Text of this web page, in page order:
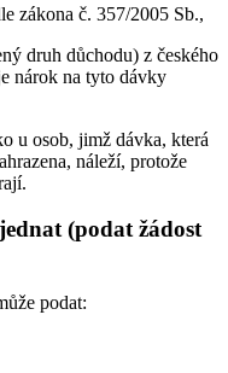
zákona č. 357/2005 Sb.,
druh důchodu) z českého
nárok na tyto dávky
u osob, jimž dávka, která
náleží, protože
(podat žádost
podat: